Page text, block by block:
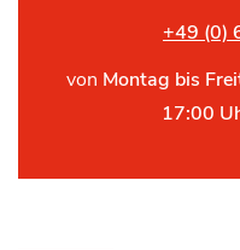
+49 (0)
von Montag bis
17:00